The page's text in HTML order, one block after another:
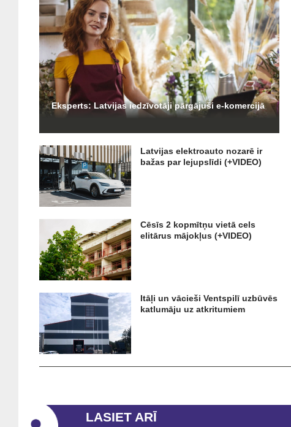
Eksperts: Latvijas iedzīvotāji pārgājuši e-komercijā
Latvijas elektroauto nozarē ir
bažas par lejupslīdi (+VIDEO)
Cēsīs 2 kopmītņu vietā cels
elitārus mājokļus (+VIDEO)
Itāļi un vācieši Ventspilī uzbūvēs
katlumāju uz atkritumiem
LASIET ARĪ